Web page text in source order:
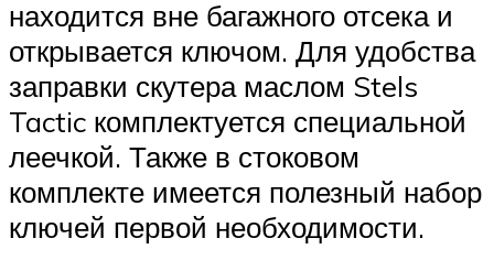
находится вне багажного отсека и
открывается ключом. Для удобства
заправки скутера маслом Stels
Tactic комплектуется специальной
леечкой. Также в стоковом
комплекте имеется полезный набор
ключей первой необходимости.